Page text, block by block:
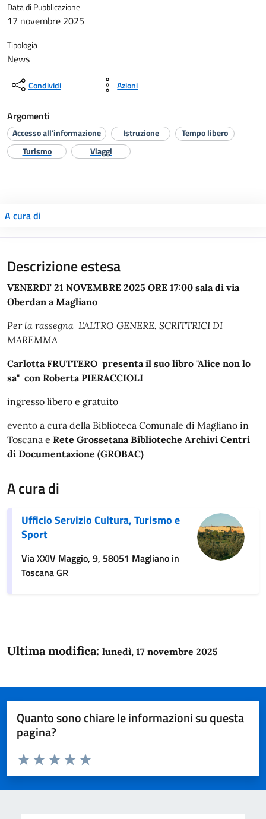
Data di Pubblicazione
17 novembre 2025
Tipologia
News
Condividi Azioni
Argomenti
Accesso all'informazione Istruzione
Tempo libero
Turismo
Viaggi
A cura di
Descrizione estesa
VENERDI' 21 NOVEMBRE 2025 ORE 17:00 sala di via
Oberdan a Magliano
Per la rassegna L'ALTRO GENERE. SCRITTRICI DI
MAREMMA
Carlotta FRUTTERO presenta il suo libro "Alice non lo
sa" con Roberta PIERACCIOLI
ingresso libero e gratuito
evento a cura della Biblioteca Comunale di Magliano in
Toscana e Rete Grossetana Biblioteche Archivi Centri
di Documentazione (GROBAC)
A cura di
Ufficio Servizio Cultura, Turismo e
Sport
Via XXIV Maggio, 9, 58051 Magliano in
Toscana GR
Ultima modifica: lunedì, 17 novembre 2025
Quanto sono chiare le informazioni su questa
pagina?
Domanda
Valuta da 1 a 5 stelle la pagina
Valuta 5 stelle su 5
Valuta 4 stelle su 5
Valuta 3 stelle su 5
Valuta 2 stelle su 5
Valuta 1 stelle su 5